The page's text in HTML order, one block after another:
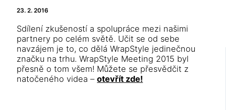
23. 2. 2016
Sdílení zkušeností a spolupráce mezi našimi
partnery po celém světě. Učit se od sebe
navzájem je to, co dělá WrapStyle jedinečnou
značku na trhu. WrapStyle Meeting 2015 byl
přesně o tom všem! Můžete se přesvědčit z
natočeného videa –otevřít zde!